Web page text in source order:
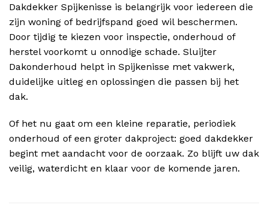
Dakdekker Spijkenisse is belangrijk voor iedereen die
zijn woning of bedrijfspand goed wil beschermen.
Door tijdig te kiezen voor inspectie, onderhoud of
herstel voorkomt u onnodige schade. Sluijter
Dakonderhoud helpt in Spijkenisse met vakwerk,
duidelijke uitleg en oplossingen die passen bij het
dak.
Of het nu gaat om een kleine reparatie, periodiek
onderhoud of een groter dakproject: goed dakdekker
begint met aandacht voor de oorzaak. Zo blijft uw dak
veilig, waterdicht en klaar voor de komende jaren.